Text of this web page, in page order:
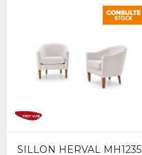
SILLON HERVAL MH1235